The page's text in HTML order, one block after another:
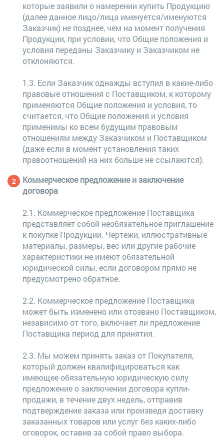
которые заявили о намерении купить Продукцию
(далее данное лицо/лица именуется/именуются
Заказчик) не позднее, чем на момент получения
Продукции, при условии, что Общие положения и
условия переданы Заказчику и Заказчиком не
отклоняются.
1.3. Если Заказчик однажды вступил в какие-либо
правовые отношения с Поставщиком, к которому
применяются Общие положения и условия, то
считается, что Общие положения и условия
применимы ко всем будущим правовым
отношениям между Заказчиком и Поставщиком
(даже если в момент установления таких
правоотношений на них больше не ссылаются).
Коммерческое предложение и заключение
договора
2.1. Коммерческое предложение Поставщика
представляет собой необязательное приглашение
к покупке Продукции. Чертежи, иллюстративные
материалы, размеры, вес или другие рабочие
характеристики не имеют обязательной
юридической силы, если договором прямо не
предусмотрено обратное.
2.2. Коммерческое предложение Поставщика
может быть изменено или отозвано Поставщиком,
независимо от того, включает ли предложение
Поставщика период для принятия.
2.3. Мы можем принять заказ от Покупателя,
который должен квалифицироваться как
имеющее обязательную юридическую силу
предложение о заключении договора купли-
продажи, в течение двух недель, отправив
подтверждение заказа или произведя доставку
заказанных товаров или услуг без каких-либо
оговорок, оставив за собой право выбора.